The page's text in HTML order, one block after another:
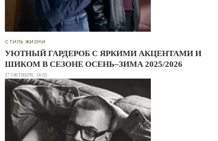
СТИЛЬ ЖИЗНИ
УЮТНЫЙ ГАРДЕРОБ С ЯРКИМИ АКЦЕНТАМИ И
ШИКОМ В СЕЗОНЕ ОСЕНЬ–ЗИМА 2025/2026
27 ОКТЯБРЯ, 18:02